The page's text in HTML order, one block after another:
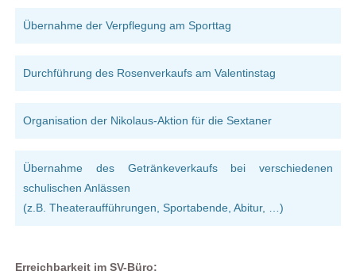
Übernahme derVerpflegung am Sporttag
Durchführung des Rosenverkaufs am Valentinstag
Organisation derNikolaus-Aktion für die Sextaner
Übernahme des Getränkeverkaufs bei verschiedenen
schulischen Anlässen
(z.B. Theateraufführungen, Sportabende, Abitur, …)
Erreichbarkeit im SV-Büro: